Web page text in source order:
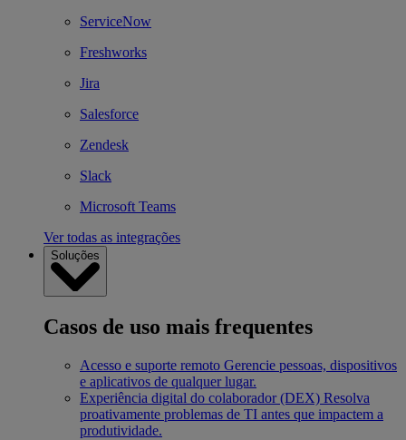
ServiceNow
Freshworks
Jira
Salesforce
Zendesk
Slack
Microsoft Teams
Ver todas as integrações
Soluções
Casos de uso mais frequentes
Acesso e suporte remoto Gerencie pessoas, dispositivos
e aplicativos de qualquer lugar.
Experiência digital do colaborador (DEX) Resolva
proativamente problemas de TI antes que impactem a
produtividade.